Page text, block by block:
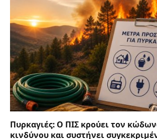
Πυρκαγιές: Ο ΠΙΣ κρούει τον
κινδύνου και συστήνει